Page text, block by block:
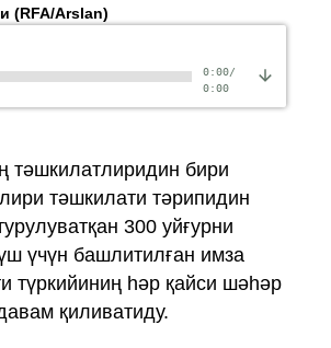
(RFA/Arslan)
0:00/
0:00
тәшкилатлиридин бири
тәшкилати тәрипидин
300 уйғурни
үчүн башлитилған имза
түркийиниң һәр қайси шәһәр
қиливатиду.